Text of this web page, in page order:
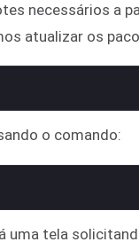
necessários a
atualizar os
o comando:
uma tela